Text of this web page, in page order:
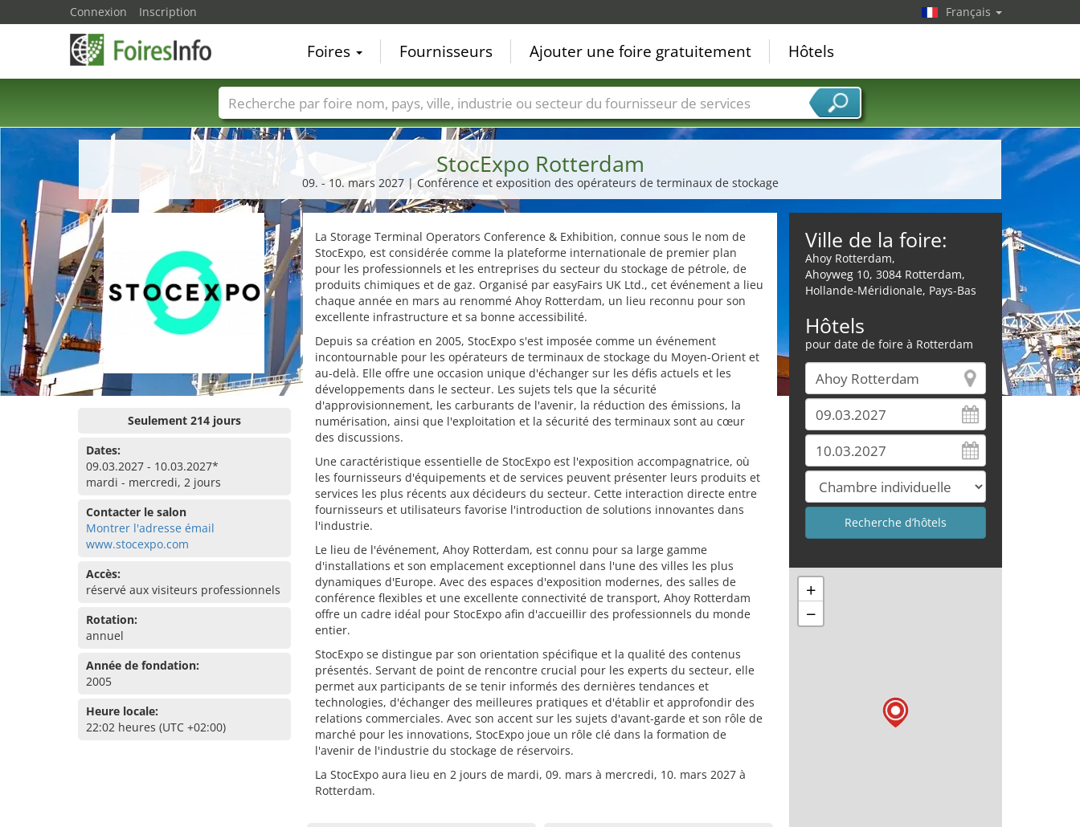
StocExpo Rotterdam
09. - 10. mars 2027 | Conférence et exposition des opérateurs de terminaux de stockage
Seulement 214 jours
Dates:
09.03.2027 - 10.03.2027*
mardi - mercredi, 2 jours
Contacter le salon
Montrer l'adresse émail
www.stocexpo.com
Accès:
réservé aux visiteurs professionnels
Rotation:
annuel
Année de fondation:
2005
Heure locale:
22:02 heures (UTC +02:00)
La Storage Terminal Operators Conference & Exhibition, connue sous le nom de
StocExpo, est considérée comme la plateforme internationale de premier plan
pour les professionnels et les entreprises du secteur du stockage de pétrole, de
produits chimiques et de gaz. Organisé par easyFairs UK Ltd., cet événement a lieu
chaque année en mars au renommé Ahoy Rotterdam, un lieu reconnu pour son
excellente infrastructure et sa bonne accessibilité.
Depuis sa création en 2005, StocExpo s'est imposée comme un événement
incontournable pour les opérateurs de terminaux de stockage du Moyen-Orient et
au-delà. Elle offre une occasion unique d'échanger sur les défis actuels et les
développements dans le secteur. Les sujets tels que la sécurité
d'approvisionnement, les carburants de l'avenir, la réduction des émissions, la
numérisation, ainsi que l'exploitation et la sécurité des terminaux sont au cœur
des discussions.
Une caractéristique essentielle de StocExpo est l'exposition accompagnatrice, où
les fournisseurs d'équipements et de services peuvent présenter leurs produits et
services les plus récents aux décideurs du secteur. Cette interaction directe entre
fournisseurs et utilisateurs favorise l'introduction de solutions innovantes dans
l'industrie.
Le lieu de l'événement, Ahoy Rotterdam, est connu pour sa large gamme
d'installations et son emplacement exceptionnel dans l'une des villes les plus
dynamiques d'Europe. Avec des espaces d'exposition modernes, des salles de
conférence flexibles et une excellente connectivité de transport, Ahoy Rotterdam
offre un cadre idéal pour StocExpo afin d'accueillir des professionnels du monde
entier.
StocExpo se distingue par son orientation spécifique et la qualité des contenus
présentés. Servant de point de rencontre crucial pour les experts du secteur, elle
permet aux participants de se tenir informés des dernières tendances et
technologies, d'échanger des meilleures pratiques et d'établir et approfondir des
relations commerciales. Avec son accent sur les sujets d'avant-garde et son rôle de
marché pour les innovations, StocExpo joue un rôle clé dans la formation de
l'avenir de l'industrie du stockage de réservoirs.
La StocExpo aura lieu en 2 jours de mardi, 09. mars à mercredi, 10. mars 2027 à
Rotterdam.
Ville de la foire:
Ahoy Rotterdam,
Ahoyweg 10, 3084 Rotterdam,
Hollande-Méridionale, Pays-Bas
Hôtels
pour date de foire à Rotterdam
+
−
Connexion Inscription Français
Foires Fournisseurs Ajouter une foire gratuitement Hôtels
Foire noms Pays Villes Secteurs de foire Secteurs du fournisseur de services